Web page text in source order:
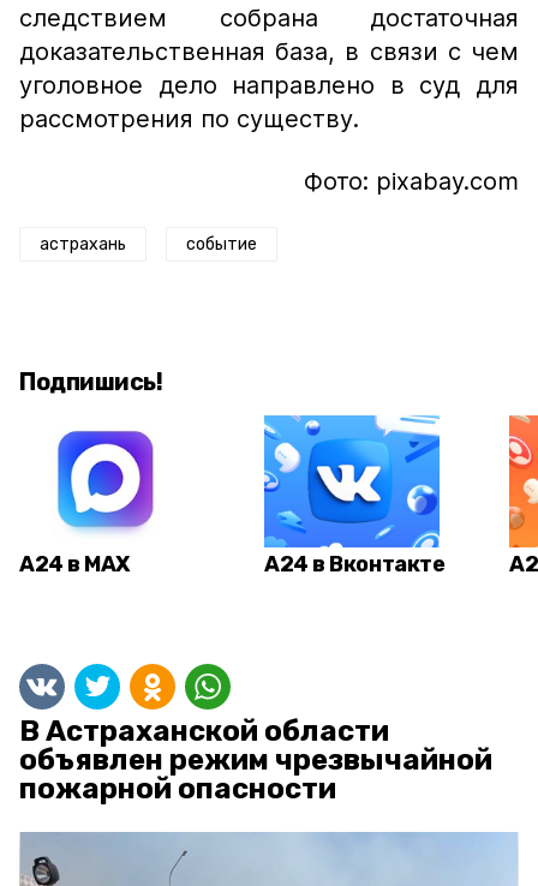
следствием собрана достаточная
доказательственная база, в связи с чем
уголовное дело направлено в суд для
рассмотрения по существу.
Фото: pixabay.com
астрахань событие
Подпишись!
А24 в MAX А24 в Вконтакте
В Астраханской области
объявлен режим чрезвычайной
пожарной опасности